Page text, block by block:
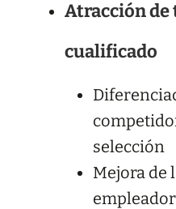
Atracción de
cualificado
selección
Mejora de